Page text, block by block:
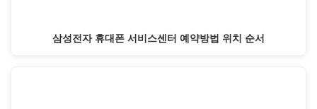
삼성전자 휴대폰 서비스센터 예약방법 위치 순서